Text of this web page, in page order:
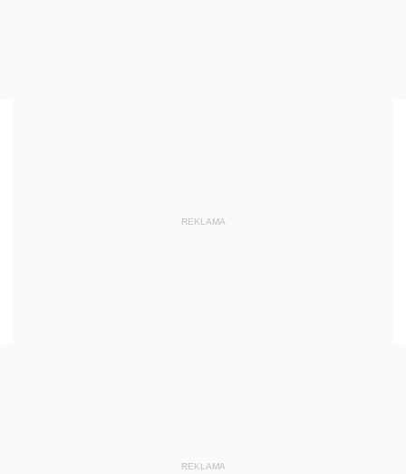
REKLAMA
REKLAMA